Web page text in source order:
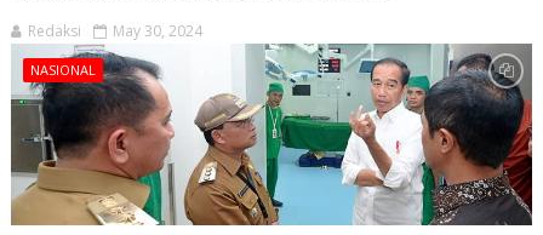
Redaksi May 30, 2024
NASIONAL